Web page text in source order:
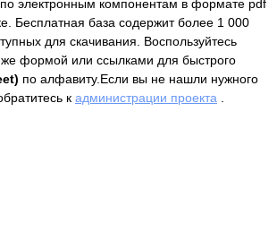
по электронным компонентам в формате pdf
Бесплатная база содержит более 1 000
для скачивания. Воспользуйтесь
формой или ссылками для быстрого
по алфавиту.Если вы не нашли нужного
к администрации проекта